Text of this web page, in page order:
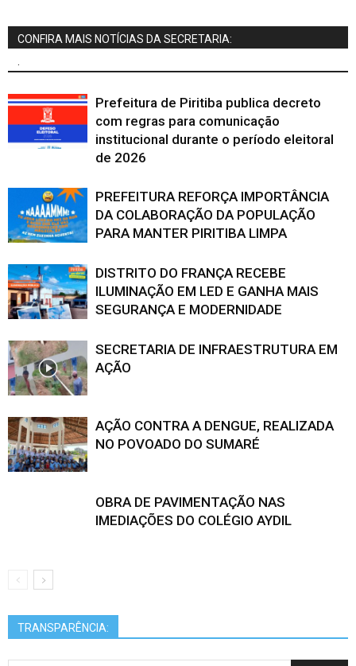
CONFIRA MAIS NOTÍCIAS DA SECRETARIA:
Prefeitura de Piritiba publica decreto
com regras para comunicação
institucional durante o período eleitoral
de 2026
PREFEITURA REFORÇA IMPORTÂNCIA
DA COLABORAÇÃO DA POPULAÇÃO
PARA MANTER PIRITIBA LIMPA
DISTRITO DO FRANÇA RECEBE
ILUMINAÇÃO EM LED E GANHA MAIS
SEGURANÇA E MODERNIDADE
SECRETARIA DE INFRAESTRUTURA EM
AÇÃO
AÇÃO CONTRA A DENGUE, REALIZADA
NO POVOADO DO SUMARÉ
OBRA DE PAVIMENTAÇÃO NAS
IMEDIAÇÕES DO COLÉGIO AYDIL
TRANSPARÊNCIA: